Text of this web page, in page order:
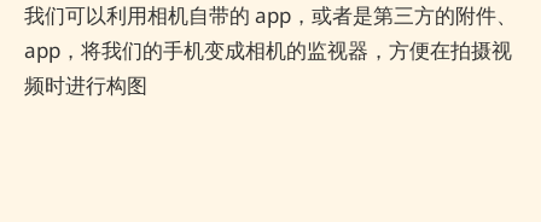
我们可以利用相机自带的 app，或者是第三方的附件、
app，将我们的手机变成相机的监视器，方便在拍摄视
频时进行构图